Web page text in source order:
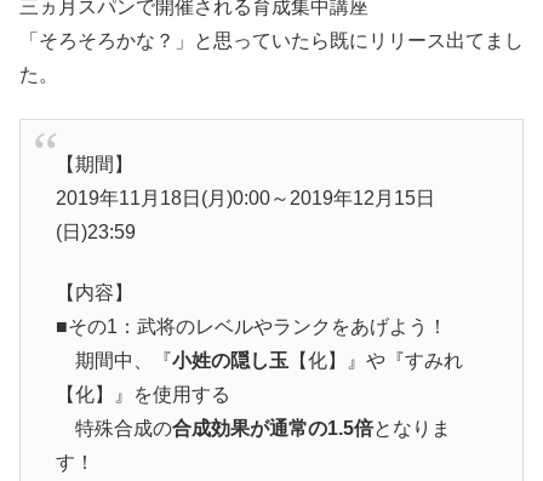
三ヵ月スパンで開催される育成集中講座
「そろそろかな？」と思っていたら既にリリース出てまし
た。
【期間】
2019年11月18日(月)0:00～2019年12月15日
(日)23:59
【内容】
■その1：武将のレベルやランクをあげよう！
期間中、『小姓の隠し玉 【化】』や『すみれ
【化】』を使用する
特殊合成の合成効果が通常の1.5倍となりま
す！